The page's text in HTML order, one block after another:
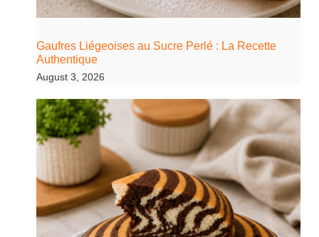
Gaufres Liégeoises au Sucre Perlé : La Recette
Authentique
August 3, 2026